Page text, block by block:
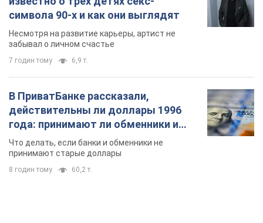
символа 90-х и как они выглядят
Несмотря на развитие карьеры, артист не
забывал о личном счастье
7 годин тому 6,9 т.
В ПриватБанке рассказали,
действительны ли доллары 1996
года: принимают ли обменники и
банки такие купюры
Что делать, если банки и обменники не
принимают старые доллары
8 годин тому 60,2 т.